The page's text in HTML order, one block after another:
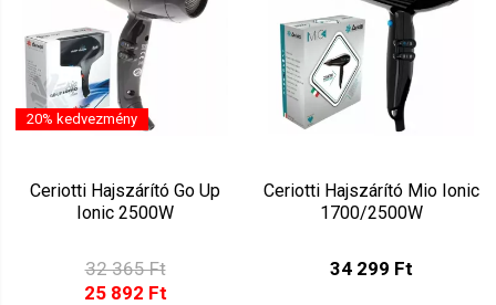
20% kedvezmény
Ceriotti Hajszárító Go Up
Ionic 2500W
32 365 Ft
25 892 Ft
Ceriotti Hajszárító Mio Ionic
1700/2500W
34 299 Ft